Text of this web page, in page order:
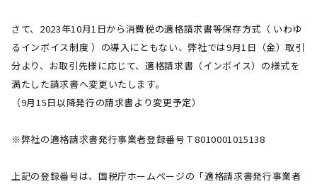
さて、2023年10月1日から消費税の適格請求書等保存方式（ いわゆ
るインボイス制度 ）の導入にともない、弊社では9月1日（金）取引
分より、お取引先様に応じて、適格請求書（インボイス）の様式を
満たした請求書へ変更いたします。
（9月15日以降発行の請求書より変更予定）
※弊社の適格請求書発行事業者登録番号Ｔ8010001015138
上記の登録番号は、国税庁ホームページの「適格請求書発行事業者